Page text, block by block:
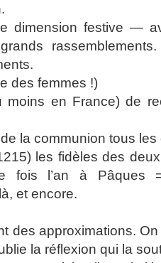
dimension festive —
grands
des femmes !)
moins en France) de
la communion tous
les fidèles des
fois l’an à Pâques
et encore.
des approximations.
la réflexion qui la